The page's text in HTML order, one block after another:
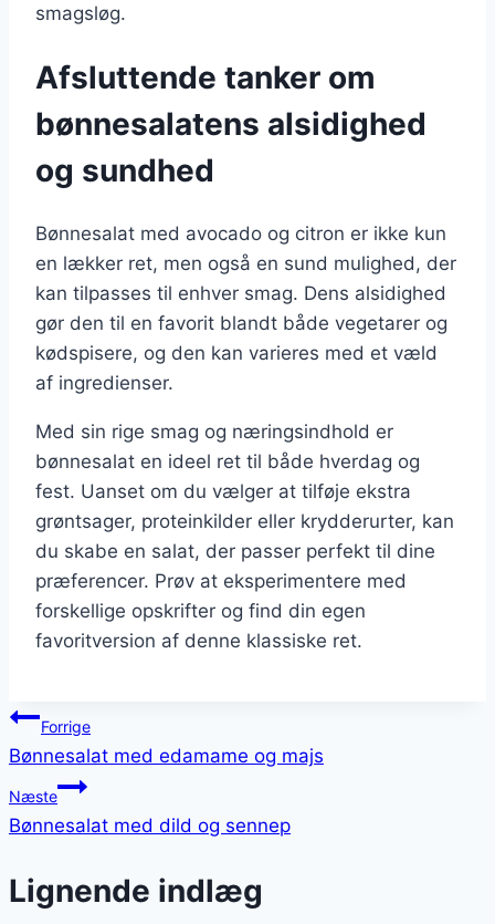
smagsløg.
Afsluttende tanker om
bønnesalatens alsidighed
og sundhed
Bønnesalat med avocado og citron er ikke kun
en lækker ret, men også en sund mulighed, der
kan tilpasses til enhver smag. Dens alsidighed
gør den til en favorit blandt både vegetarer og
kødspisere, og den kan varieres med et væld
af ingredienser.
Med sin rige smag og næringsindhold er
bønnesalat en ideel ret til både hverdag og
fest. Uanset om du vælger at tilføje ekstra
grøntsager, proteinkilder eller krydderurter, kan
du skabe en salat, der passer perfekt til dine
præferencer. Prøv at eksperimentere med
forskellige opskrifter og find din egen
favoritversion af denne klassiske ret.
Indlægsnavigation
Forrige
Bønnesalat med edamame og majs
Næste
Bønnesalat med dild og sennep
Lignende indlæg